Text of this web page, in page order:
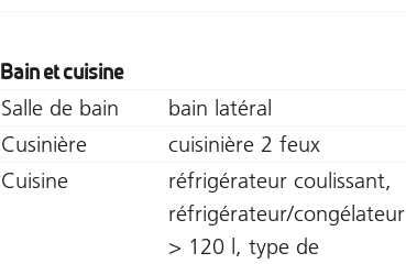
Bain et cuisine
Salle de bain
bain latéral
Cusinière
cuisinière 2 feux
Cuisine
réfrigérateur coulissant,
réfrigérateur/congélateur
> 120 l, type de